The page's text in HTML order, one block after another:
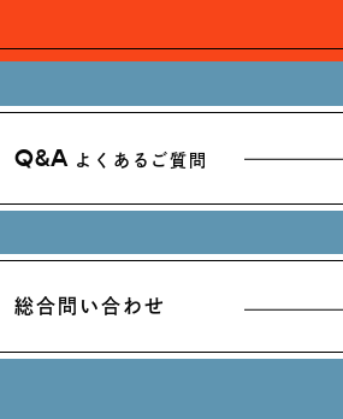
Q&A よくあるご質問
総合問い合わせ